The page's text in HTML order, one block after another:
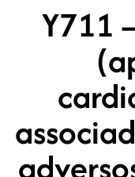
Y711